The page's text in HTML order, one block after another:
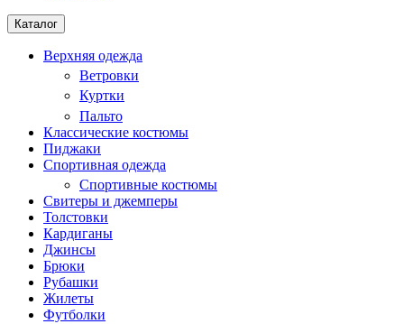
Каталог
Верхняя одежда
Ветровки
Куртки
Пальто
Классические костюмы
Пиджаки
Спортивная одежда
Спортивные костюмы
Свитеры и джемперы
Толстовки
Кардиганы
Джинсы
Брюки
Рубашки
Жилеты
Футболки